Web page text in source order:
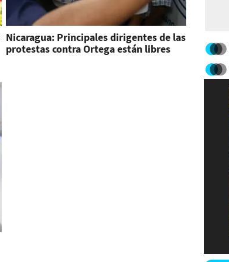
Nicaragua: Principales dirigentes de las
protestas contra Ortega están libres